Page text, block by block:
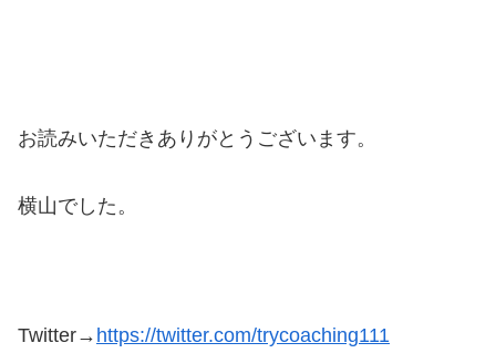
お読みいただきありがとうございます。
横山でした。
Twitter→ https://twitter.com/trycoaching111